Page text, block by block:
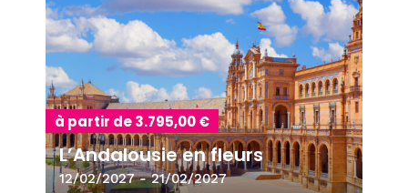
à partir de 3.795,00 €
L’Andalousie en fleurs
12/02/2027 - 21/02/2027